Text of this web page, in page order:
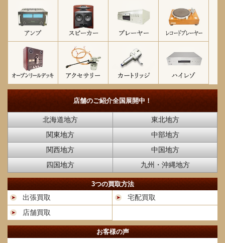
店舗のご紹介全国展開中！
北海道地方
東北地方
関東地方
中部地方
関西地方
中国地方
四国地方
九州・沖縄地方
3つの買取方法
出張買取
宅配買取
店舗買取
お客様の声